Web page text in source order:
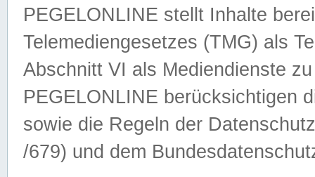
PEGELONLINE stellt Inhalte
Telemediengesetzes (TMG) als
Abschnitt VI als Mediendienste
PEGELONLINE berücksichtigen
sowie die Regeln der
/679) und dem